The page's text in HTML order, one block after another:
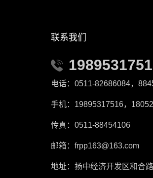
联系我们
电话：0511-82686084，
手机：19895317516，
传真：0511-88454106
邮箱：frpp163@163.com
地址：扬中经济开发区和合